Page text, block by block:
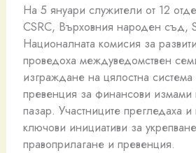
На 5 януари служители от 12
CSRC, Върховния народен съд,
Националната комисия за
проведоха междуведомствен
изграждане на цялостна
превенция за финансови измами
пазар. Участниците прегледаха
ключови инициативи за
правоприлагане и превенция.